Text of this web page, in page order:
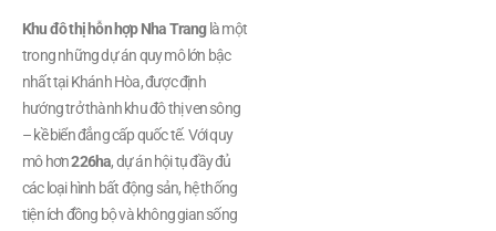
Khu đô thị hỗn hợp Nha Tranglà một
trong những dự án quy mô lớn bậc
nhất tại Khánh Hòa, được định
hướng trở thành khu đô thị ven sông
– kề biển đẳng cấp quốc tế. Với quy
mô hơn226ha, dự án hội tụ đầy đủ
các loại hình bất động sản, hệ thống
tiện ích đồng bộ và không gian sống